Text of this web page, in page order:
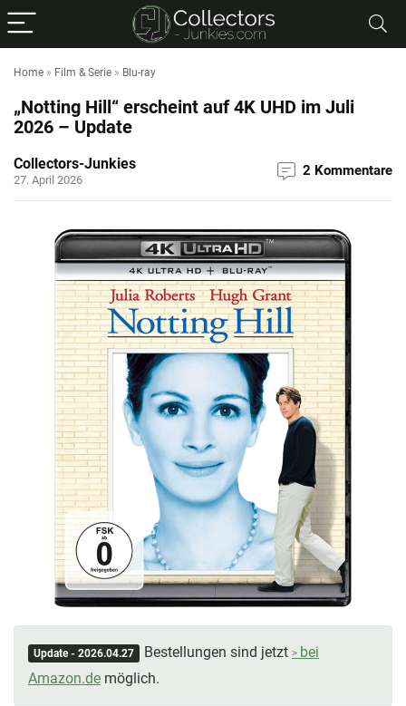
Home » Film & Serie » Blu-ray
„Notting Hill“ erscheint auf 4K UHD im Juli
2026 – Update
Collectors-Junkies
27. April 2026
2 Kommentare
Update - 2026.04.27 Bestellungen sind jetzt
bei
Amazon.de möglich.